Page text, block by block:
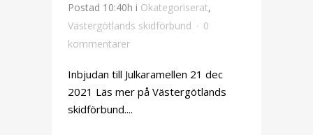
Postad 10:40h i Okategoriserat,
Västergötlands skidförbund
0
kommentarer
Inbjudan till Julkaramellen 21 dec
2021 Läs mer på Västergötlands
skidförbund....